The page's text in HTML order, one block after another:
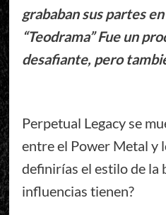
grababan sus partes
“Teodrama” Fue un
desafiante, pero
Perpetual Legacy se
entre el Power Metal y
definirías el estilo de la
influencias tienen?